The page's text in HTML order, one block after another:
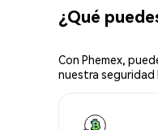
¿Qué
Con Phemex,
nuestra seguridad